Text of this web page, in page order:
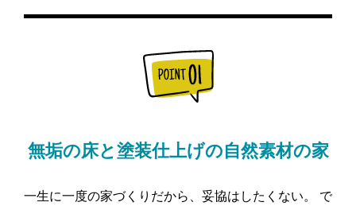
無垢の床と塗装仕上げの自然素材の家
一生に一度の家づくりだから、妥協はしたくない。 で